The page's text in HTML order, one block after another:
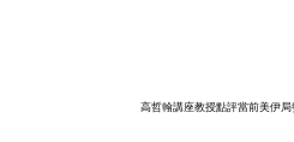
高哲翰講座教授點評當前美伊局